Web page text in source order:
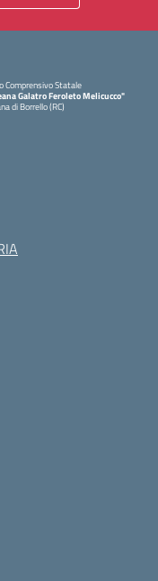
Comprensivo Statale
Galatro Feroleto Melicucco"
di Borrello (RC)